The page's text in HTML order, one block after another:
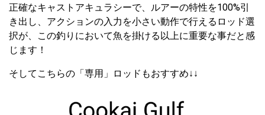
正確なキャストアキュラシーで、ルアーの特性を100%引
き出し、アクションの入力を小さい動作で行えるロッド選
択が、この釣りにおいて魚を掛ける以上に重要な事だと感
じます！
そしてこちらの「専用」ロッドもおすすめ↓↓